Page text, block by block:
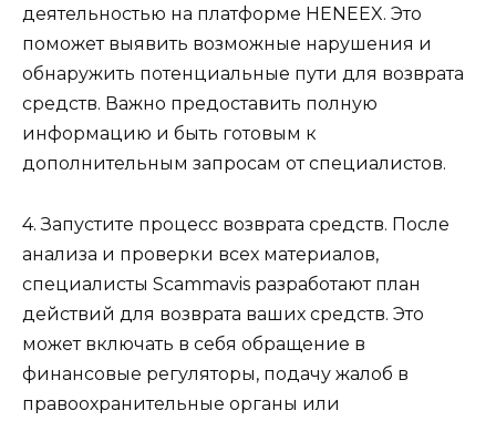
деятельностью на платформе HENEEX. Это
поможет выявить возможные нарушения и
обнаружить потенциальные пути для возврата
средств. Важно предоставить полную
информацию и быть готовым к
дополнительным запросам от специалистов.
4. Запустите процесс возврата средств. После
анализа и проверки всех материалов,
специалисты Scammavis разработают план
действий для возврата ваших средств. Это
может включать в себя обращение в
финансовые регуляторы, подачу жалоб в
правоохранительные органы или